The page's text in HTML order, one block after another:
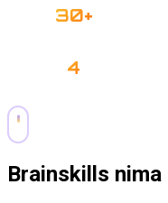
30+
4
Brainskills nima